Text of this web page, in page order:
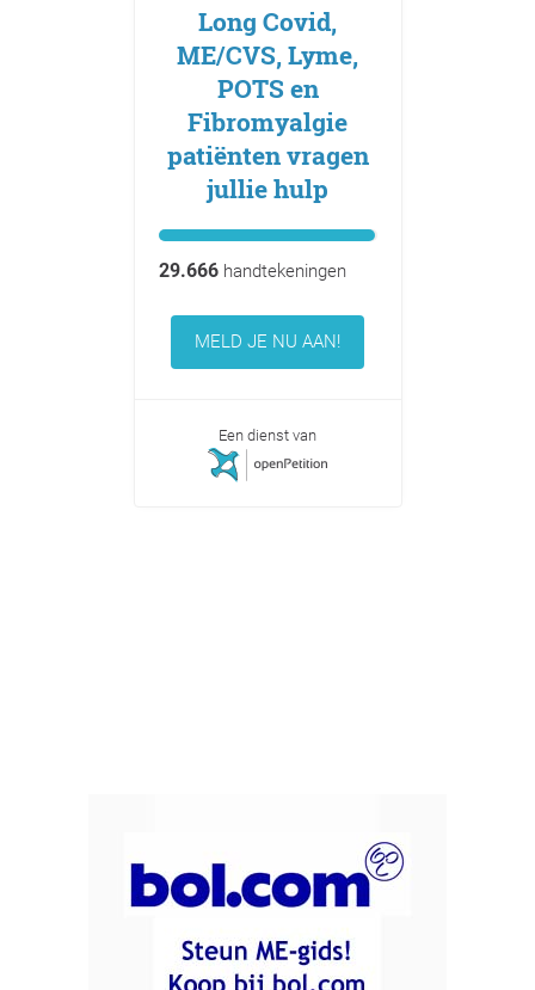
Long Covid,
ME/CVS, Lyme,
POTS en
Fibromyalgie
patiënten vragen
jullie hulp
29.666handtekeningen
MELD JE NU AAN!
Een dienst van